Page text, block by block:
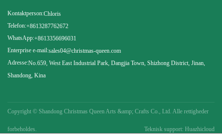
Kontaktperson:Chloris
Telefon:+8613287762672
WhatsApp:+8613356696031
Enterprise e-mail:sales04@christmas-queen.com
Adresse:No.659, West East Industrial Park, Dangjia Town, Shizhong District, Jinan,
Shandong, Kina
Copyright © Shandong Christmas Queen Arts &amp; Crafts Co., Ltd. Alle rettigheder
forbeholdes. Teknisk support: Huazhicloud